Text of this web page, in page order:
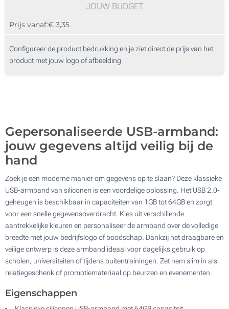
32 GB
Zeefdruk 3 Kleuren
Zeefdruk 4 Kleuren
Zeefdruk 4 Kleuren
200
1000
JOUW BUDGET
Prijs vanaf:€ 3,35
Configureer de product bedrukking en je ziet direct de prijs van het
product met jouw logo of afbeelding
Gepersonaliseerde USB-armband:
jouw gegevens altijd veilig bij de
hand
Zoek je een moderne manier om gegevens op te slaan? Deze klassieke
USB-armband van siliconen is een voordelige oplossing. Het USB 2.0-
geheugen is beschikbaar in capaciteiten van 1GB tot 64GB en zorgt
voor een snelle gegevensoverdracht. Kies uit verschillende
aantrekkelijke kleuren en personaliseer de armband over de volledige
breedte met jouw bedrijfslogo of boodschap. Dankzij het draagbare en
veilige ontwerp is deze armband ideaal voor dagelijks gebruik op
scholen, universiteiten of tijdens buitentrainingen. Zet hem slim in als
relatiegeschenk of promotiemateriaal op beurzen en evenementen.
Eigenschappen